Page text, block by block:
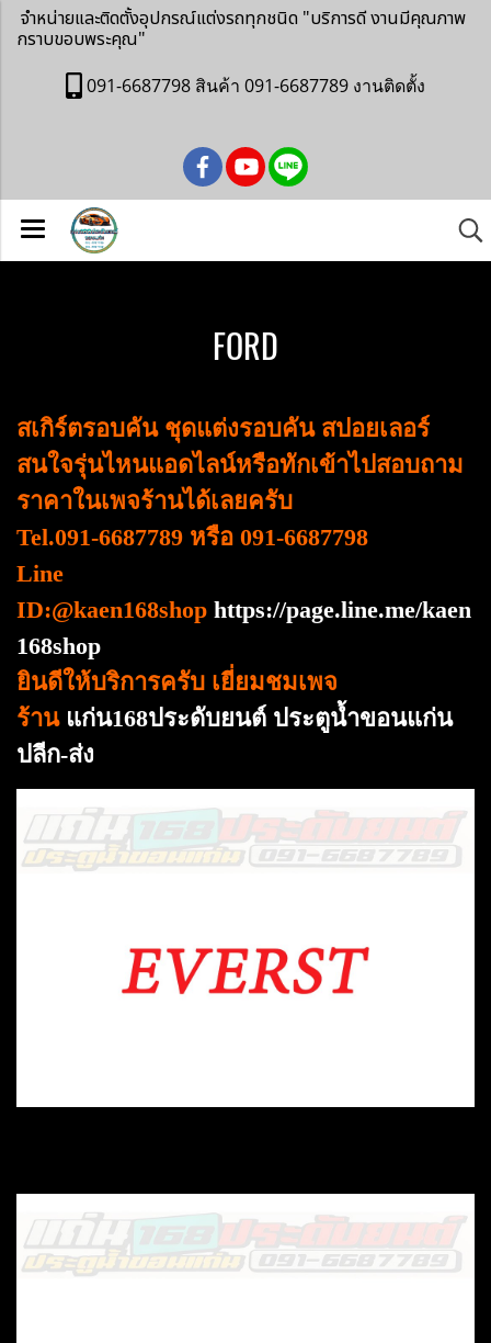
จำหน่ายและติดตั้งอุปกรณ์แต่งรถทุกชนิด "บริการดี งานมีคุณภาพ
กราบขอบพระคุณ"
091-6687798 สินค้า 091-6687789 งานติดตั้ง
FORD
สเกิร์ตรอบคัน ชุดแต่งรอบคัน สปอยเลอร์
สนใจรุ่นไหนแอดไลน์หรือทักเข้าไปสอบถาม
ราคาในเพจร้านได้เลยครับ
Tel.091-6687789 หรือ 091-6687798
Line
ID:@kaen168shop https://page.line.me/kaen
168shop
ยินดีให้บริการครับ เยี่ยมชมเพจ
ร้าน แก่น168ประดับยนต์ ประตูน้ำขอนแก่น
ปลีก-ส่ง